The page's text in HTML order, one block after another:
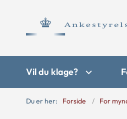
Vil du klage?
Du er her: Forside For